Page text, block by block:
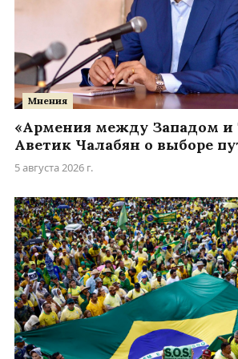
Мнения
«Армения между Западом и
Аветик Чалабян о выборе
5 августа 2026 г.